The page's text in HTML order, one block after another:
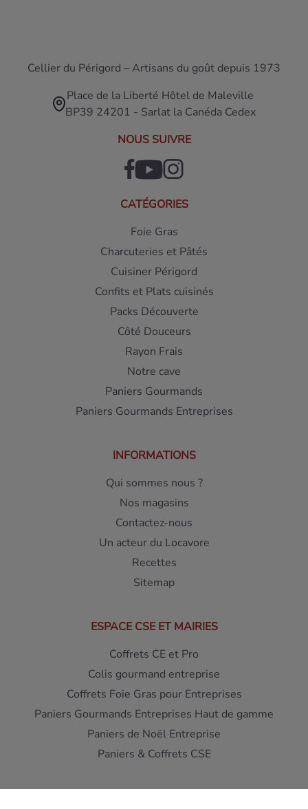
Cellier du Périgord – Artisans du goût depuis 1973
Place de la Liberté Hôtel de Maleville
BP39 24201 - Sarlat la Canéda Cedex
NOUS SUIVRE
CATÉGORIES
Foie Gras
Charcuteries et Pâtés
Cuisiner Périgord
Confits et Plats cuisinés
Packs Découverte
Côté Douceurs
Rayon Frais
Notre cave
Paniers Gourmands
Paniers Gourmands Entreprises
INFORMATIONS
Qui sommes nous ?
Nos magasins
Contactez-nous
Un acteur du Locavore
Recettes
Sitemap
ESPACE CSE ET MAIRIES
Coffrets CE et Pro
Colis gourmand entreprise
Coffrets Foie Gras pour Entreprises
Paniers Gourmands Entreprises Haut de gamme
Paniers de Noël Entreprise
Paniers & Coffrets CSE